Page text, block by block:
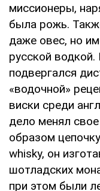
миссионеры,
была рожь.
даже овес, но
русской
подвергался
«водочной»
виски среди
дело менял
образом
whisky, он
шотладских
при этом были